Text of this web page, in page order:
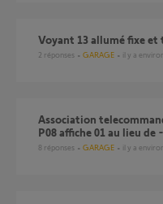
Voyant 13 allumé fixe
2 réponses GARAGE il y a
Association telecommande sur boitier Axroll. En mode
P08 affiche 01 au lieu de
8 réponses GARAGE il y a